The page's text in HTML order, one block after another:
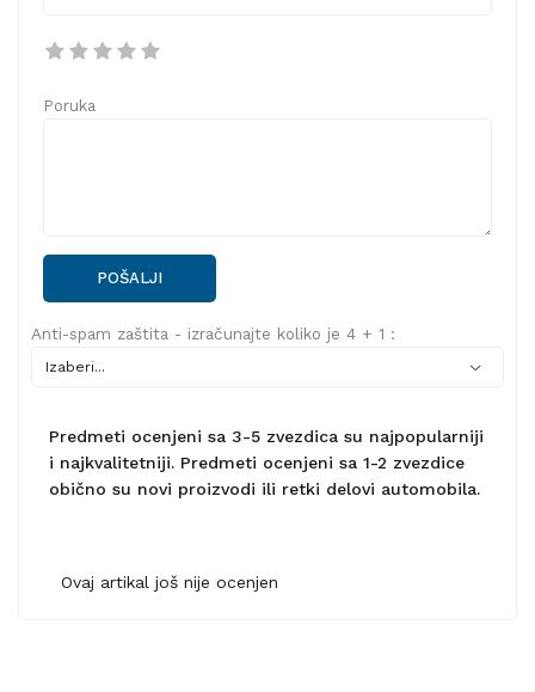
Poruka
POŠALJI
Anti-spam zaštita - izračunajte koliko je 4 + 1 :
Predmeti ocenjeni sa 3-5 zvezdica su najpopularniji
i najkvalitetniji. Predmeti ocenjeni sa 1-2 zvezdice
obično su novi proizvodi ili retki delovi automobila.
Ovaj artikal još nije ocenjen